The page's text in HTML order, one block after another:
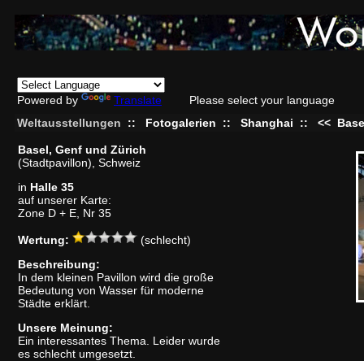
Powered by Translate
Please select your language
Weltausstellungen
:: Fotogalerien :: Shanghai :: <<
Basel, Genf und Zürich
(Stadtpavillon), Schweiz
in Halle 35
auf unserer Karte:
Zone D + E, Nr 35
Wertung:
(schlecht)
Beschreibung:
In dem kleinen Pavillon wird die große
Bedeutung von Wasser für moderne
Städte erklärt.
Unsere Meinung:
Ein interessantes Thema. Leider wurde
es schlecht umgesetzt.